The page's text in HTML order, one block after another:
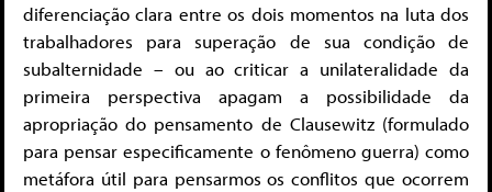
diferenciação clara entre os dois momentos na luta dos
trabalhadores para superação de sua condição de
subalternidade – ou ao criticar a unilateralidade da
primeira perspectiva apagam a possibilidade da
apropriação do pensamento de Clausewitz (formulado
para pensar especificamente o fenômeno guerra) como
metáfora útil para pensarmos os conflitos que ocorrem